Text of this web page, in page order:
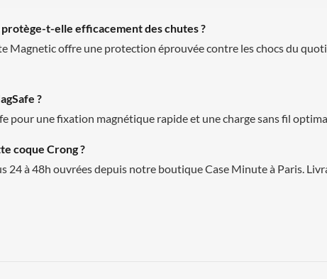
protège-t-elle efficacement des chutes ?
Magnetic offre une protection éprouvée contre les chocs du
?
pour une fixation magnétique rapide et une charge sans fil
coque Crong ?
24 à 48h ouvrées depuis notre boutique Case Minute à Paris.